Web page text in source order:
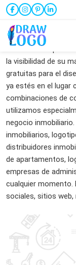
Cree
gratuitos en
Drawlogotiene una
inmobiliarios que
la visibilidad de su
gratuitas para el
ya estés en el lugar
combinaciones de
utilizamos
negocio
inmobiliarios,
distribuidores
de apartamentos,
empresas de
cualquier momento.
sociales, sitios web,